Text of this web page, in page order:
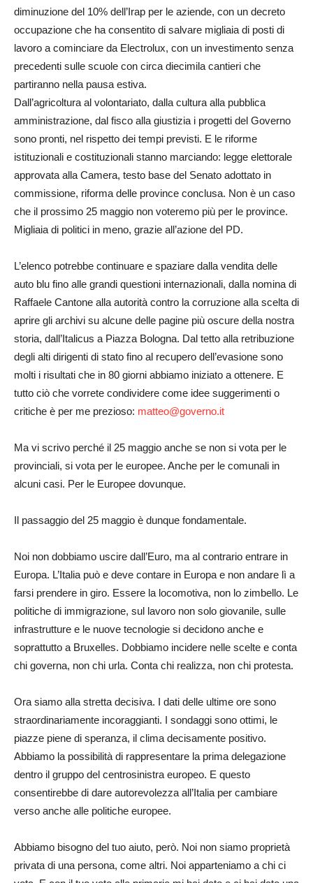
diminuzione del 10% dell’Irap per le aziende, con un decreto
occupazione che ha consentito di salvare migliaia di posti di
lavoro a cominciare da Electrolux, con un investimento senza
precedenti sulle scuole con circa diecimila cantieri che
partiranno nella pausa estiva.
Dall’agricoltura al volontariato, dalla cultura alla pubblica
amministrazione, dal fisco alla giustizia i progetti del Governo
sono pronti, nel rispetto dei tempi previsti. E le riforme
istituzionali e costituzionali stanno marciando: legge elettorale
approvata alla Camera, testo base del Senato adottato in
commissione, riforma delle province conclusa. Non è un caso
che il prossimo 25 maggio non voteremo più per le province.
Migliaia di politici in meno, grazie all’azione del PD.
L’elenco potrebbe continuare e spaziare dalla vendita delle
auto blu fino alle grandi questioni internazionali, dalla nomina di
Raffaele Cantone alla autorità contro la corruzione alla scelta di
aprire gli archivi su alcune delle pagine più oscure della nostra
storia, dall’Italicus a Piazza Bologna. Dal tetto alla retribuzione
degli alti dirigenti di stato fino al recupero dell’evasione sono
molti i risultati che in 80 giorni abbiamo iniziato a ottenere. E
tutto ciò che vorrete condividere come idee suggerimenti o
critiche è per me prezioso: matteo@governo.it
Ma vi scrivo perché il 25 maggio anche se non si vota per le
provinciali, si vota per le europee. Anche per le comunali in
alcuni casi. Per le Europee dovunque.
Il passaggio del 25 maggio è dunque fondamentale.
Noi non dobbiamo uscire dall’Euro, ma al contrario entrare in
Europa. L’Italia può e deve contare in Europa e non andare lì a
farsi prendere in giro. Essere la locomotiva, non lo zimbello. Le
politiche di immigrazione, sul lavoro non solo giovanile, sulle
infrastrutture e le nuove tecnologie si decidono anche e
soprattutto a Bruxelles. Dobbiamo incidere nelle scelte e conta
chi governa, non chi urla. Conta chi realizza, non chi protesta.
Ora siamo alla stretta decisiva. I dati delle ultime ore sono
straordinariamente incoraggianti. I sondaggi sono ottimi, le
piazze piene di speranza, il clima decisamente positivo.
Abbiamo la possibilità di rappresentare la prima delegazione
dentro il gruppo del centrosinistra europeo. E questo
consentirebbe di dare autorevolezza all’Italia per cambiare
verso anche alle politiche europee.
Abbiamo bisogno del tuo aiuto, però. Noi non siamo proprietà
privata di una persona, come altri. Noi apparteniamo a chi ci